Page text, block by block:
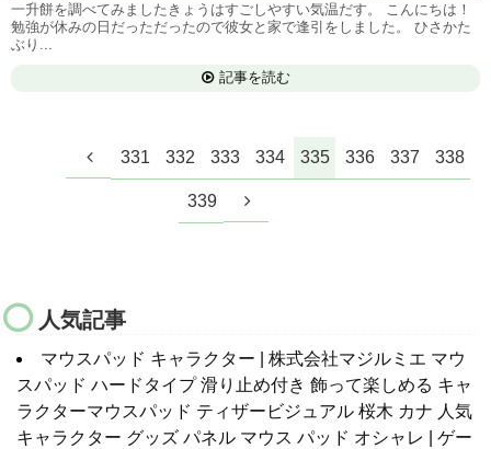
一升餅を調べてみましたきょうはすごしやすい気温だす。 こんにちは！
勉強が休みの日だっただったので彼女と家で逢引をしました。 ひさかた
ぶり...
記事を読む
331 332 333 334 335 336 337 338
339
人気記事
マウスパッド キャラクター | 株式会社マジルミエ マウ
スパッド ハードタイプ 滑り止め付き 飾って楽しめる キャ
ラクターマウスパッド ティザービジュアル 桜木 カナ 人気
キャラクター グッズ パネル マウス パッド オシャレ | ゲー